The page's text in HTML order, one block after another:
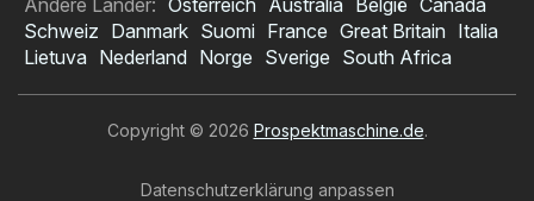
Andere Länder: Österreich Australia België Canada
Schweiz Danmark Suomi France Great Britain Italia
Lietuva Nederland Norge Sverige South Africa
Copyright © 2026 Prospektmaschine.de.
Datenschutzerklärung anpassen